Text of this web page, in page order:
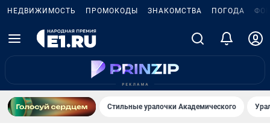
НЕДВИЖИМОСТЬ ПРОМОКОДЫ ЗНАКОМСТВА ПОГОДА
Стильные уралочки Академического